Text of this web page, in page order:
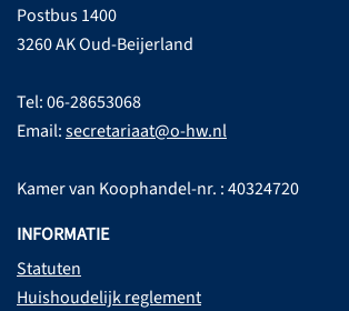
Postbus 1400
3260 AK Oud-Beijerland
Tel: 06-28653068
Email:secretariaat@o-hw.nl
Kamer van Koophandel-nr. : 40324720
INFORMATIE
Statuten
Huishoudelijk reglement